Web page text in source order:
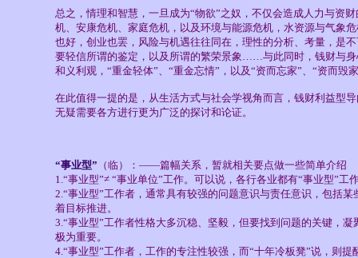
总之，情理和智慧，一旦成为“物欲”之奴，不仅会造成人力与资
机、安康危机、家庭危机，以及环境与能源危机，水资源与气
也好，创业也罢，风险与机遇往往同在，理性的分析、考量，是
要轻信所谓的鉴定，以及所谓的繁荣景象……与此同时，钱财与
和义利观，“重金轻体”、“重金忘情”，以及“资而忘家”、“资而毁
在此值得一提的是，从生活方式与社会学视角而言，钱财利益型
无疑需要各方进行更为广泛的探讨和论证。
“事业型” （临）：——篇幅关系，暂就相关要点做一些简单介绍
1.“事业型”≠ “事业单位”工作。可以说，各行各业都有“事业型”
2.“事业型”工作者，通常具有较强的问题意识与责任意识，包括
着目标推进。
3.“事业型”工作者性格大多沉稳、坚毅，但要找到问题的关键，
极为重要。
4.“事业型”工作者，工作的专注性较强，而“十年冷板凳”说，则